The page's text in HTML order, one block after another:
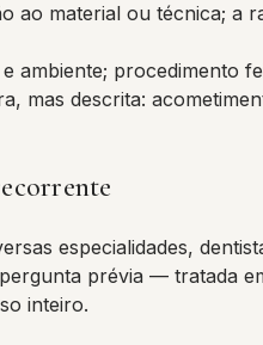
ao material ou técnica; a
ambiente; procedimento
mas descrita:
especialidades,
prévia — tratada
inteiro.